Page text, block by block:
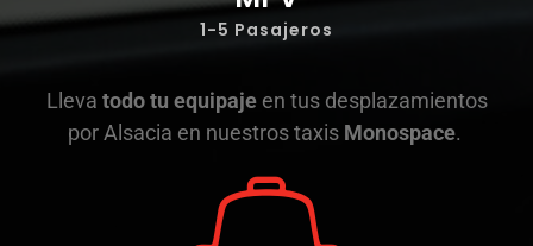
1-5 Pasajeros
Lleva todo tu equipajeen tus desplazamientos
por Alsacia en nuestros taxis Monospace.